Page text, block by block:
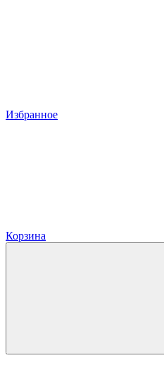
Избранное
Корзина